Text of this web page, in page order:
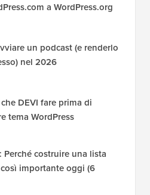
a WordPress.org
un podcast (e renderlo
nel 2026
DEVI fare prima di
tema WordPress
Perché costruire una lista
importante oggi (6